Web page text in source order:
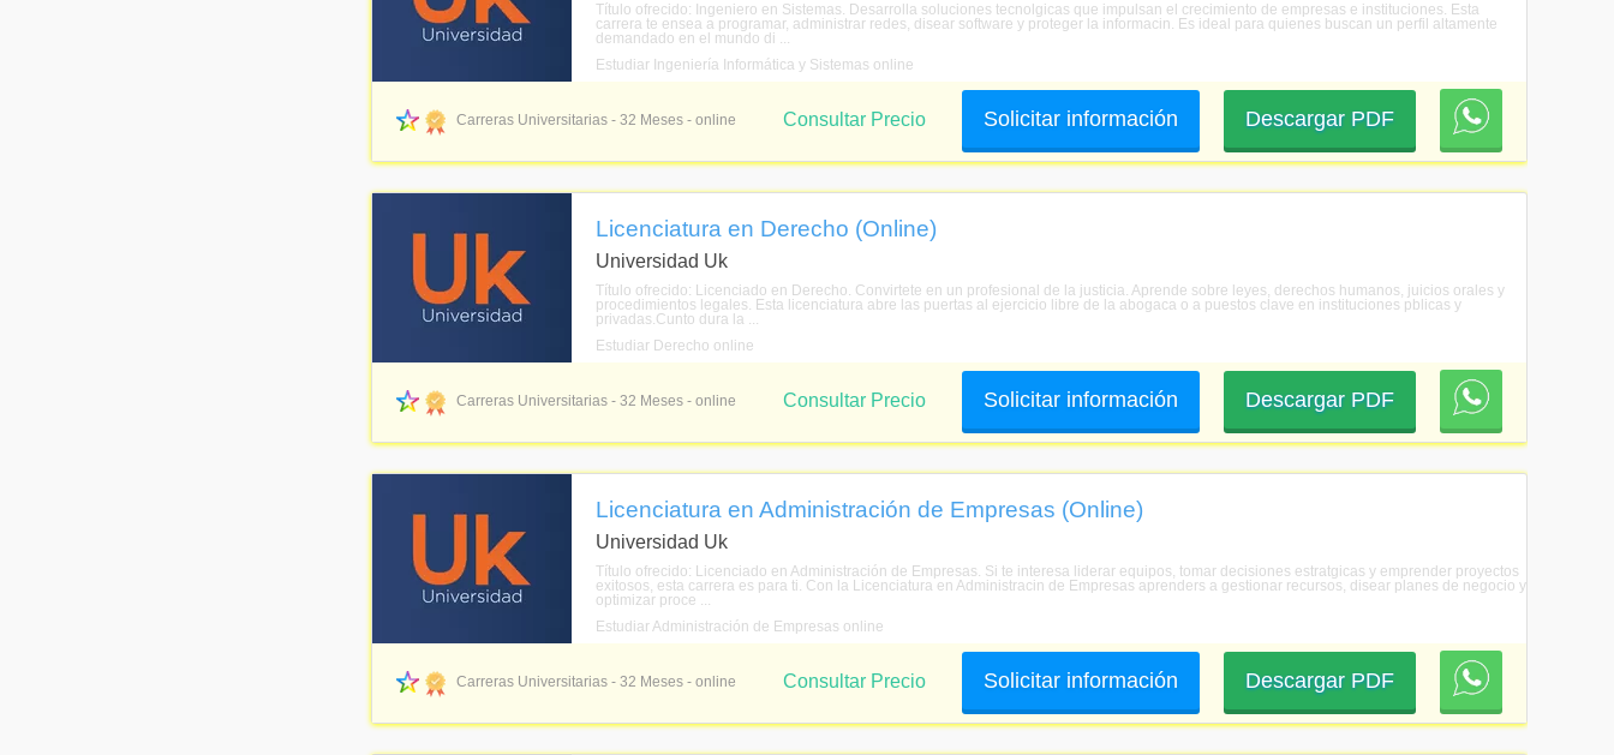
Título ofrecido: Ingeniero en Sistemas. Desarrolla soluciones tecnolgicas que impulsan el crecimiento de empresas e instituciones. Esta
carrera te ensea a programar, administrar redes, disear software y proteger la informacin. Es ideal para quienes buscan un perfil altamente
demandado en el mundo di ...
Estudiar Ingeniería Informática y Sistemas online
Carreras Universitarias - 32 Meses - online Descargar PDF
Solicitar información
Consultar Precio
Licenciatura en Derecho (Online)
Universidad Uk
Título ofrecido: Licenciado en Derecho. Convirtete en un profesional de la justicia. Aprende sobre leyes, derechos humanos, juicios orales y
procedimientos legales. Esta licenciatura abre las puertas al ejercicio libre de la abogaca o a puestos clave en instituciones pblicas y
privadas.Cunto dura la ...
Estudiar Derecho online
Carreras Universitarias - 32 Meses - online Descargar PDF
Solicitar información
Consultar Precio
Licenciatura en Administración de Empresas (Online)
Universidad Uk
Título ofrecido: Licenciado en Administración de Empresas. Si te interesa liderar equipos, tomar decisiones estratgicas y emprender proyectos
exitosos, esta carrera es para ti. Con la Licenciatura en Administracin de Empresas aprenders a gestionar recursos, disear planes de negocio y
optimizar proce ...
Estudiar Administración de Empresas online
Carreras Universitarias - 32 Meses - online Descargar PDF
Solicitar información
Consultar Precio